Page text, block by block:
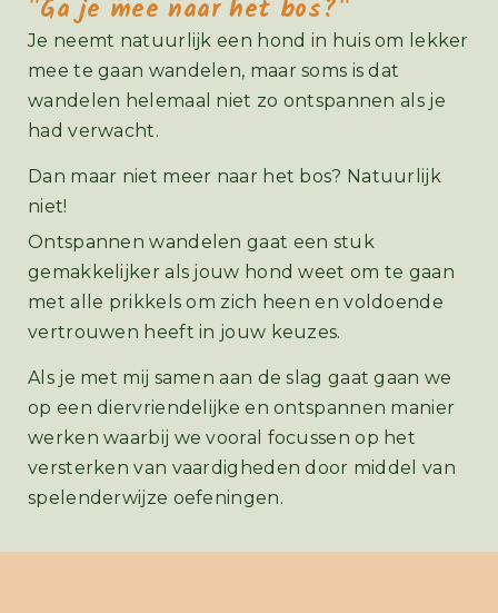
"Ga je mee naar het bos?"
Je neemt natuurlijk een hond in huis om lekker
mee te gaan wandelen, maar soms is dat
wandelen helemaal niet zo ontspannen als je
had verwacht.
Dan maar niet meer naar het bos? Natuurlijk
niet!
Ontspannen wandelen gaat een stuk
gemakkelijker als jouw hond weet om te gaan
met alle prikkels om zich heen en voldoende
vertrouwen heeft in jouw keuzes.
Als je met mij samen aan de slag gaat gaan we
op een diervriendelijke en ontspannen manier
werken waarbij we vooral focussen op het
versterken van vaardigheden door middel van
spelenderwijze oefeningen.